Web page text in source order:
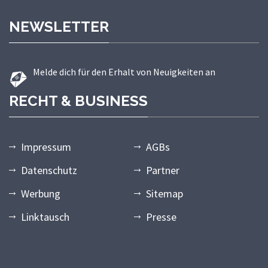
NEWSLETTER
Melde dich für den Erhalt von Neuigkeiten an
RECHT & BUSINESS
Impressum
AGBs
Datenschutz
Partner
Werbung
Sitemap
Linktausch
Presse